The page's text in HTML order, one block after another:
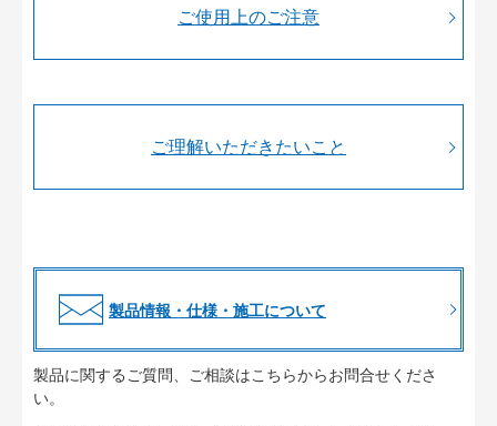
ご使用上のご注意
ご理解いただきたいこと
製品情報・仕様・施工について
製品に関するご質問、ご相談はこちらからお問合せくださ
い。